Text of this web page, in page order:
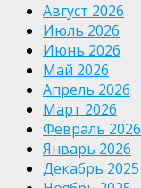
Август 2026
Июль 2026
Июнь 2026
Май 2026
Апрель 2026
Март 2026
Февраль 2026
Январь 2026
Декабрь 2025